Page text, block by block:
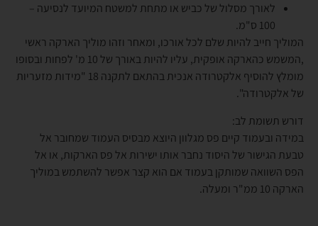
לאורך מסלול של כביש או מתחת למשטח המיועד לנסיעה –
100 ס"מ.
המוליך חייב להיות שלם לכל אורכו, ומאחר וזהו מוליך הארקה ראשי
,המשמש כהארקה אופקית, עליו להיות באורך של 10 מ' לפחות ובסופו
מומלץ להוסיף אלקטרודה אנכית בהתאם לתקנה 18 "מידות מזעריות
של אלקטרודה".
דורש תשומת לב:
במידה ובעמוד קיים פס מגלוון היוצא מבסיס העמוד שמחובר אל
טבעת הגישור של היסוד נחבר אותו ישירות אל פס הארקות, או אל
הפס השוואה שמותקן בעמוד אם הוא קצר אפשר להשתמש במוליך
הארקה 10 ממ"ר ומעלה.